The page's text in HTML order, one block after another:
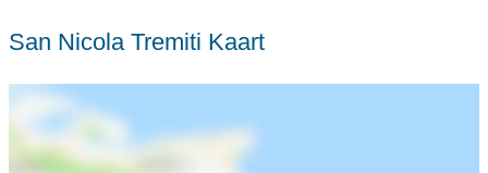
San Nicola Tremiti Kaart